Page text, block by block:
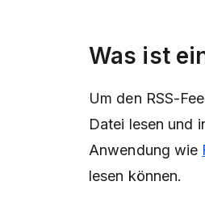
Was ist
Um den RSS-
Datei lesen und
Anwendung wie
lesen können.